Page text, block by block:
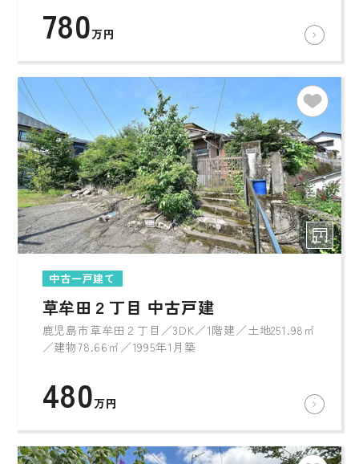
780万円
中古一戸建て
草牟田２丁目 中古戸建
鹿児島市草牟田２丁目／3DK／1階建／土地251.98㎡
／建物78.66㎡／1995年1月築
480万円